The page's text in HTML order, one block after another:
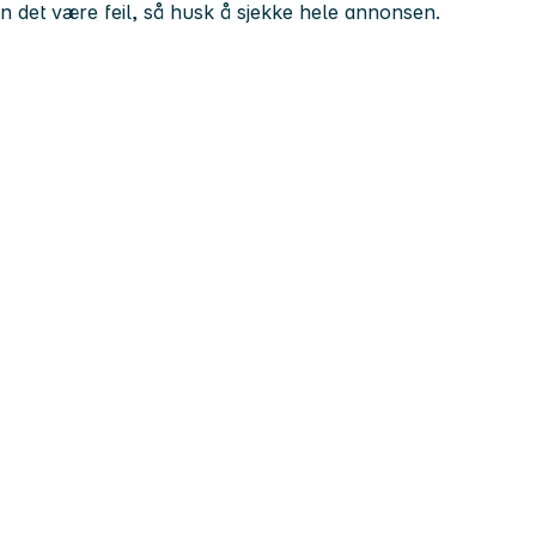
det være feil, så husk å sjekke hele annonsen.